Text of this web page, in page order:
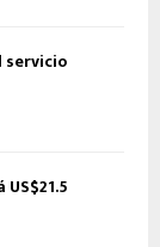
servicio